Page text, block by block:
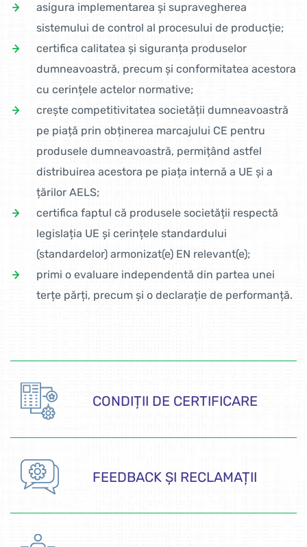
asigura implementarea și supravegherea
sistemului de control al procesului de producție;
certifica calitatea și siguranța produselor
dumneavoastră, precum și conformitatea acestora
cu cerințele actelor normative;
crește competitivitatea societății dumneavoastră
pe piață prin obținerea marcajului CE pentru
produsele dumneavoastră, permițând astfel
distribuirea acestora pe piața internă a UE și a
țărilor AELS;
certifica faptul că produsele societății respectă
legislația UE și cerințele standardului
(standardelor) armonizat(e) EN relevant(e);
primi o evaluare independentă din partea unei
terțe părți, precum și o declarație de performanță.
CONDIȚII DE CERTIFICARE
FEEDBACK ȘI RECLAMAȚII